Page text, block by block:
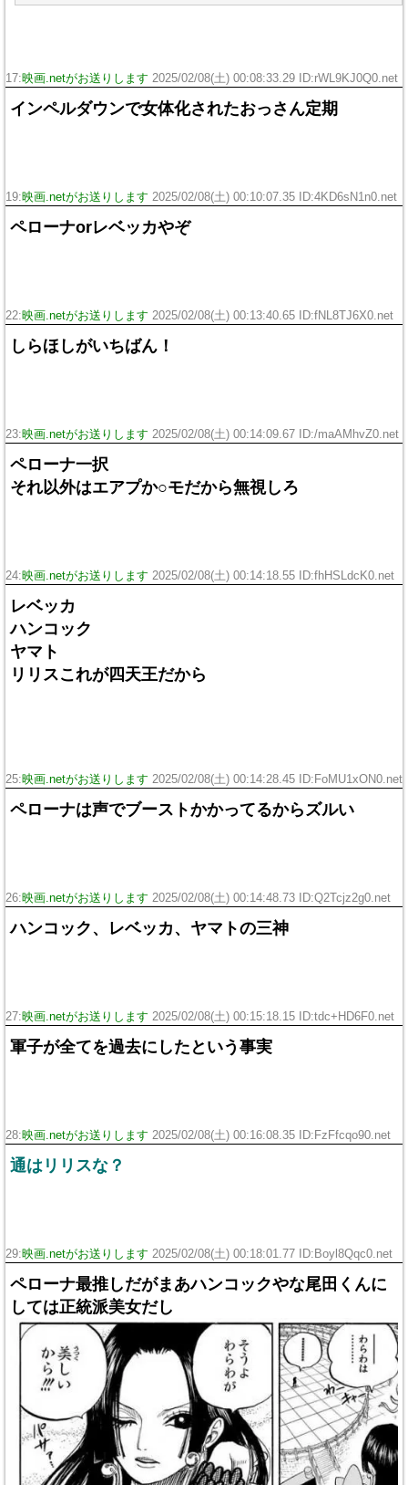
17:映画.netがお送りします 2025/02/08(土) 00:08:33.29 ID:rWL9KJ0Q0.net
インペルダウンで女体化されたおっさん定期
19:映画.netがお送りします 2025/02/08(土) 00:10:07.35 ID:4KD6sN1n0.net
ペローナorレベッカやぞ
22:映画.netがお送りします 2025/02/08(土) 00:13:40.65 ID:fNL8TJ6X0.net
しらほしがいちばん！
23:映画.netがお送りします 2025/02/08(土) 00:14:09.67 ID:/maAMhvZ0.net
ペローナ一択
それ以外はエアプか○モだから無視しろ
24:映画.netがお送りします 2025/02/08(土) 00:14:18.55 ID:fhHSLdcK0.net
レベッカ
ハンコック
ヤマト
リリスこれが四天王だから
25:映画.netがお送りします 2025/02/08(土) 00:14:28.45 ID:FoMU1xON0.net
ペローナは声でブーストかかってるからズルい
26:映画.netがお送りします 2025/02/08(土) 00:14:48.73 ID:Q2Tcjz2g0.net
ハンコック、レベッカ、ヤマトの三神
27:映画.netがお送りします 2025/02/08(土) 00:15:18.15 ID:tdc+HD6F0.net
軍子が全てを過去にしたという事実
28:映画.netがお送りします 2025/02/08(土) 00:16:08.35 ID:FzFfcqo90.net
通はリリスな？
29:映画.netがお送りします 2025/02/08(土) 00:18:01.77 ID:Boyl8Qqc0.net
ペローナ最推しだがまあハンコックやな尾田くんに
しては正統派美女だし